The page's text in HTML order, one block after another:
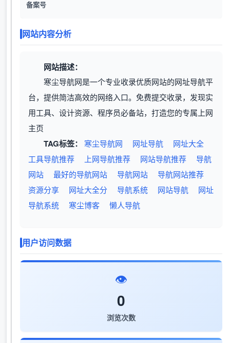
备案号
网站内容分析
网站描述：
寒尘导航网是一个专业收录优质网站的网址导航平
台，提供简洁高效的网络入口。免费提交收录，发现实
用工具、设计资源、程序员必备站，打造您的专属上网
主页
TAG标签： 寒尘导航网 网址导航
网址大全
工具导航推荐
上网导航推荐 网站导航推荐
导航
网站
最好的导航网站 导航网站
导航网站推荐
资源分享
网址大全分 导航系统 网站导航
网址
导航系统
寒尘博客 懒人导航
用户访问数据
👁️
0
浏览次数